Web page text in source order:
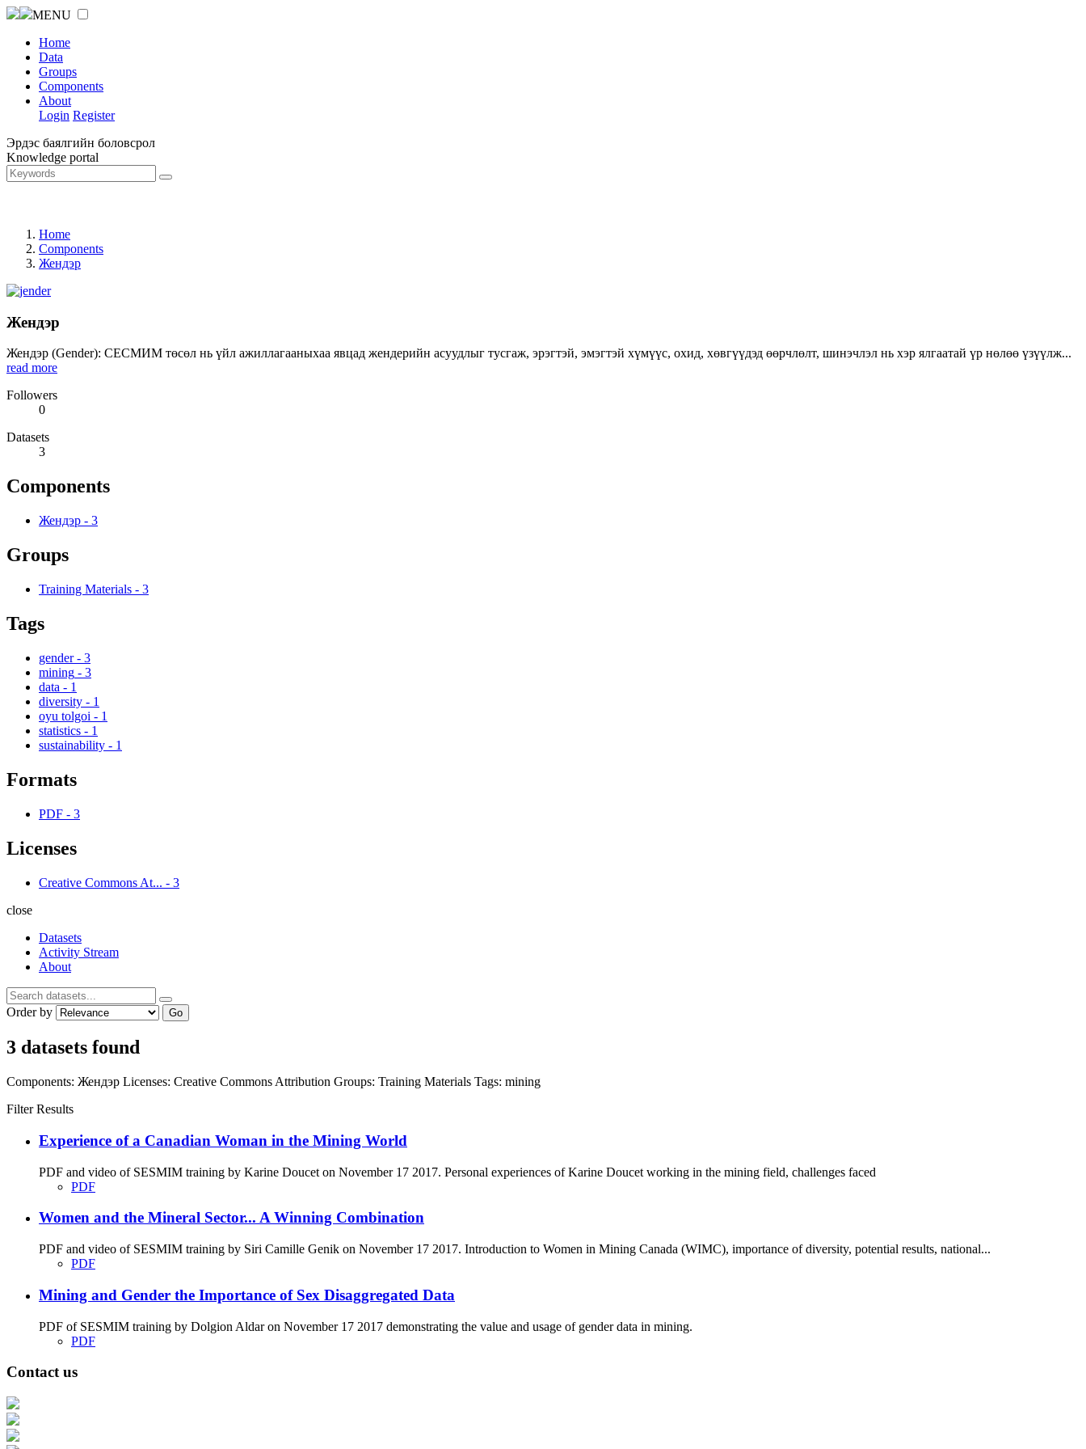
MENU
Home
Data
Groups
Components
About
Login Register
Эрдэс баялгийн боловсрол
Knowledge portal
Home
Components
Жендэр
Жендэр
Жендэр (Gender): СЕСМИМ төсөл нь үйл ажиллагааныхаа явцад жендерийн асуудлыг тусгаж, эрэгтэй, эмэгтэй хүмүүс, охид, хөвгүүдэд өөрчлөлт, шинэчлэл нь хэр ялгаатай үр нөлөө үзүүлж...
read more
Followers
0
Datasets
3
Components
Жендэр - 3
Groups
Training Materials - 3
Tags
gender - 3
mining - 3
data - 1
diversity - 1
oyu tolgoi - 1
statistics - 1
sustainability - 1
Formats
PDF - 3
Licenses
Creative Commons At... - 3
close
Datasets
Activity Stream
About
Order by Go
3 datasets found
Components: Жендэр Licenses: Creative Commons Attribution Groups: Training Materials Tags: mining
Filter Results
Experience of a Canadian Woman in the Mining World
PDF and video of SESMIM training by Karine Doucet on November 17 2017. Personal experiences of Karine Doucet working in the mining field, challenges faced
PDF
Women and the Mineral Sector... A Winning Combination
PDF and video of SESMIM training by Siri Camille Genik on November 17 2017. Introduction to Women in Mining Canada (WIMC), importance of diversity, potential results, national...
PDF
Mining and Gender the Importance of Sex Disaggregated Data
PDF of SESMIM training by Dolgion Aldar on November 17 2017 demonstrating the value and usage of gender data in mining.
PDF
Contact us